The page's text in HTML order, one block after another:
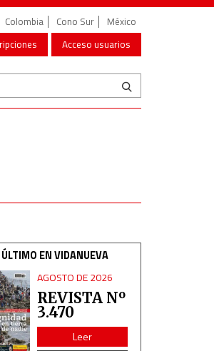
Colombia Cono Sur
México
Acceso usuarios
EN VIDANUEVA
AGOSTO DE 2026
REVISTA Nº
3.470
Leer